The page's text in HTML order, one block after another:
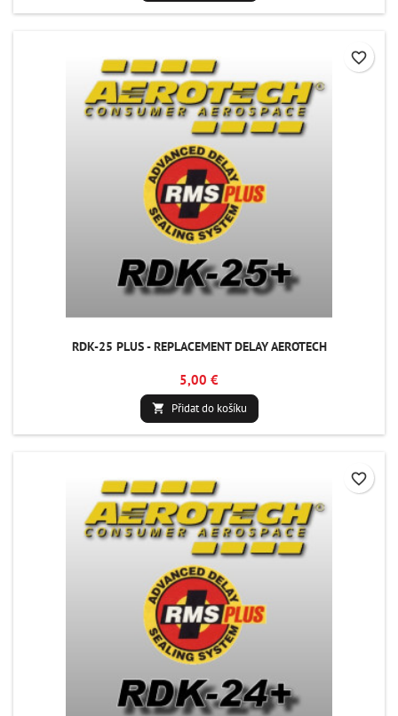
RDK-25 PLUS - REPLACEMENT DELAY AEROTECH
5,00 €
 Přidat do košíku
favorite_border
favorite_border